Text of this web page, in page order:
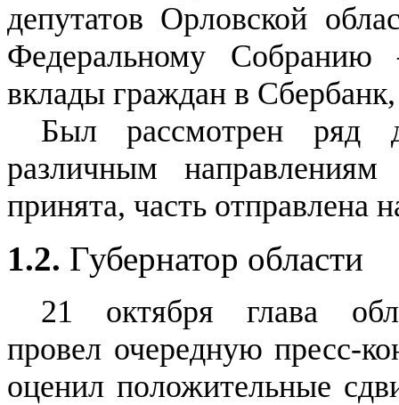
депутатов Орловской
Федеральному
вклады граждан в
Был рассмотрен ряд
различным
принята, часть отправлена
1.2. Губернатор области
21 октября глава
провел очередную пресс-
оценил положительные